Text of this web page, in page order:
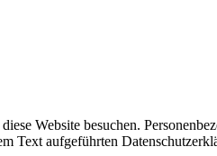
Website besuchen.
Text aufgeführten